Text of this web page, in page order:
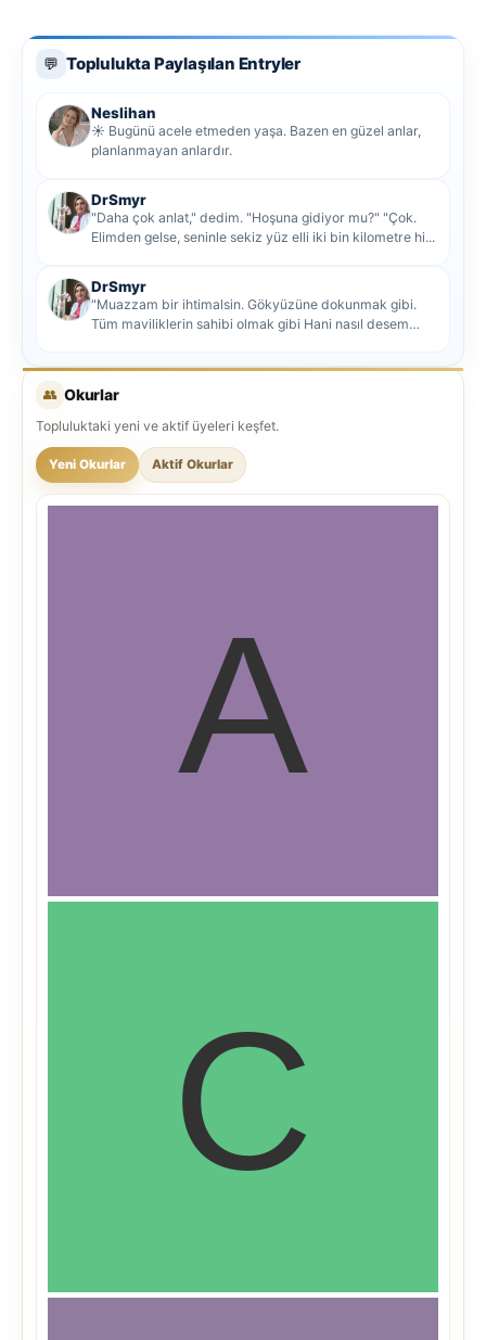
💬 Toplulukta Paylaşılan Entryler
Neslihan
☀️ Bugünü acele etmeden yaşa. Bazen en güzel anlar,
planlanmayan anlardır.
DrSmyr
"Daha çok anlat," dedim. "Hoşuna gidiyor mu?" "Çok.
Elimden gelse, seninle sekiz yüz elli iki bin kilometre hi...
DrSmyr
"Muazzam bir ihtimalsin. Gökyüzüne dokunmak gibi.
Tüm maviliklerin sahibi olmak gibi Hani nasıl desem
👥 Okurlar
Topluluktaki yeni ve aktif üyeleri keşfet.
Yeni Okurlar Aktif Okurlar